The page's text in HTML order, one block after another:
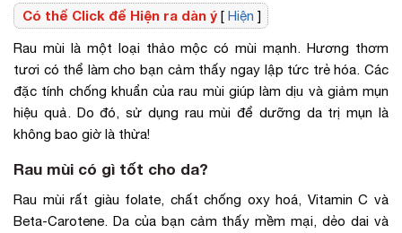
Có thể Click để Hiện ra dàn ý [ Hiện ]
Rau mùi là một loại thảo mộc có mùi mạnh. Hương thơm
tươi có thể làm cho bạn cảm thấy ngay lập tức trẻ hóa. Các
đặc tính chống khuẩn của rau mùi giúp làm dịu và giảm mụn
hiệu quả. Do đó, sử dụng rau mùi để dưỡng da trị mụn là
không bao giờ là thừa!
Rau mùi có gì tốt cho da?
Rau mùi rất giàu folate, chất chống oxy hoá, Vitamin C và
Beta-Carotene. Da của bạn cảm thấy mềm mại, dẻo dai và